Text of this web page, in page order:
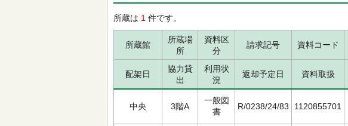
所蔵は 1 件です。
所蔵館
所蔵場
所
資料区
分
請求記号 資料コード
配架日
協力貸
出
利用状
況
返却予定日 資料取扱
中央 3階A
一般図
書
R/0238/24/83 1120855701